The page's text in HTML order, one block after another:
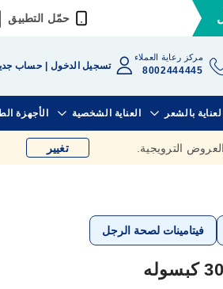
حمّل التطبيق
مركز رعاية العملاء
8002444445 تسجيل الدخول حساب
العناية بالشعر العناية الشخصية الأجهزة
الترويجية. تغيير
فيتامينات لصحة الرجل